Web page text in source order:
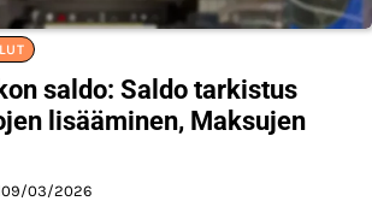
saldo: Saldo tarkistus
lisääminen, Maksujen
09/03/2026